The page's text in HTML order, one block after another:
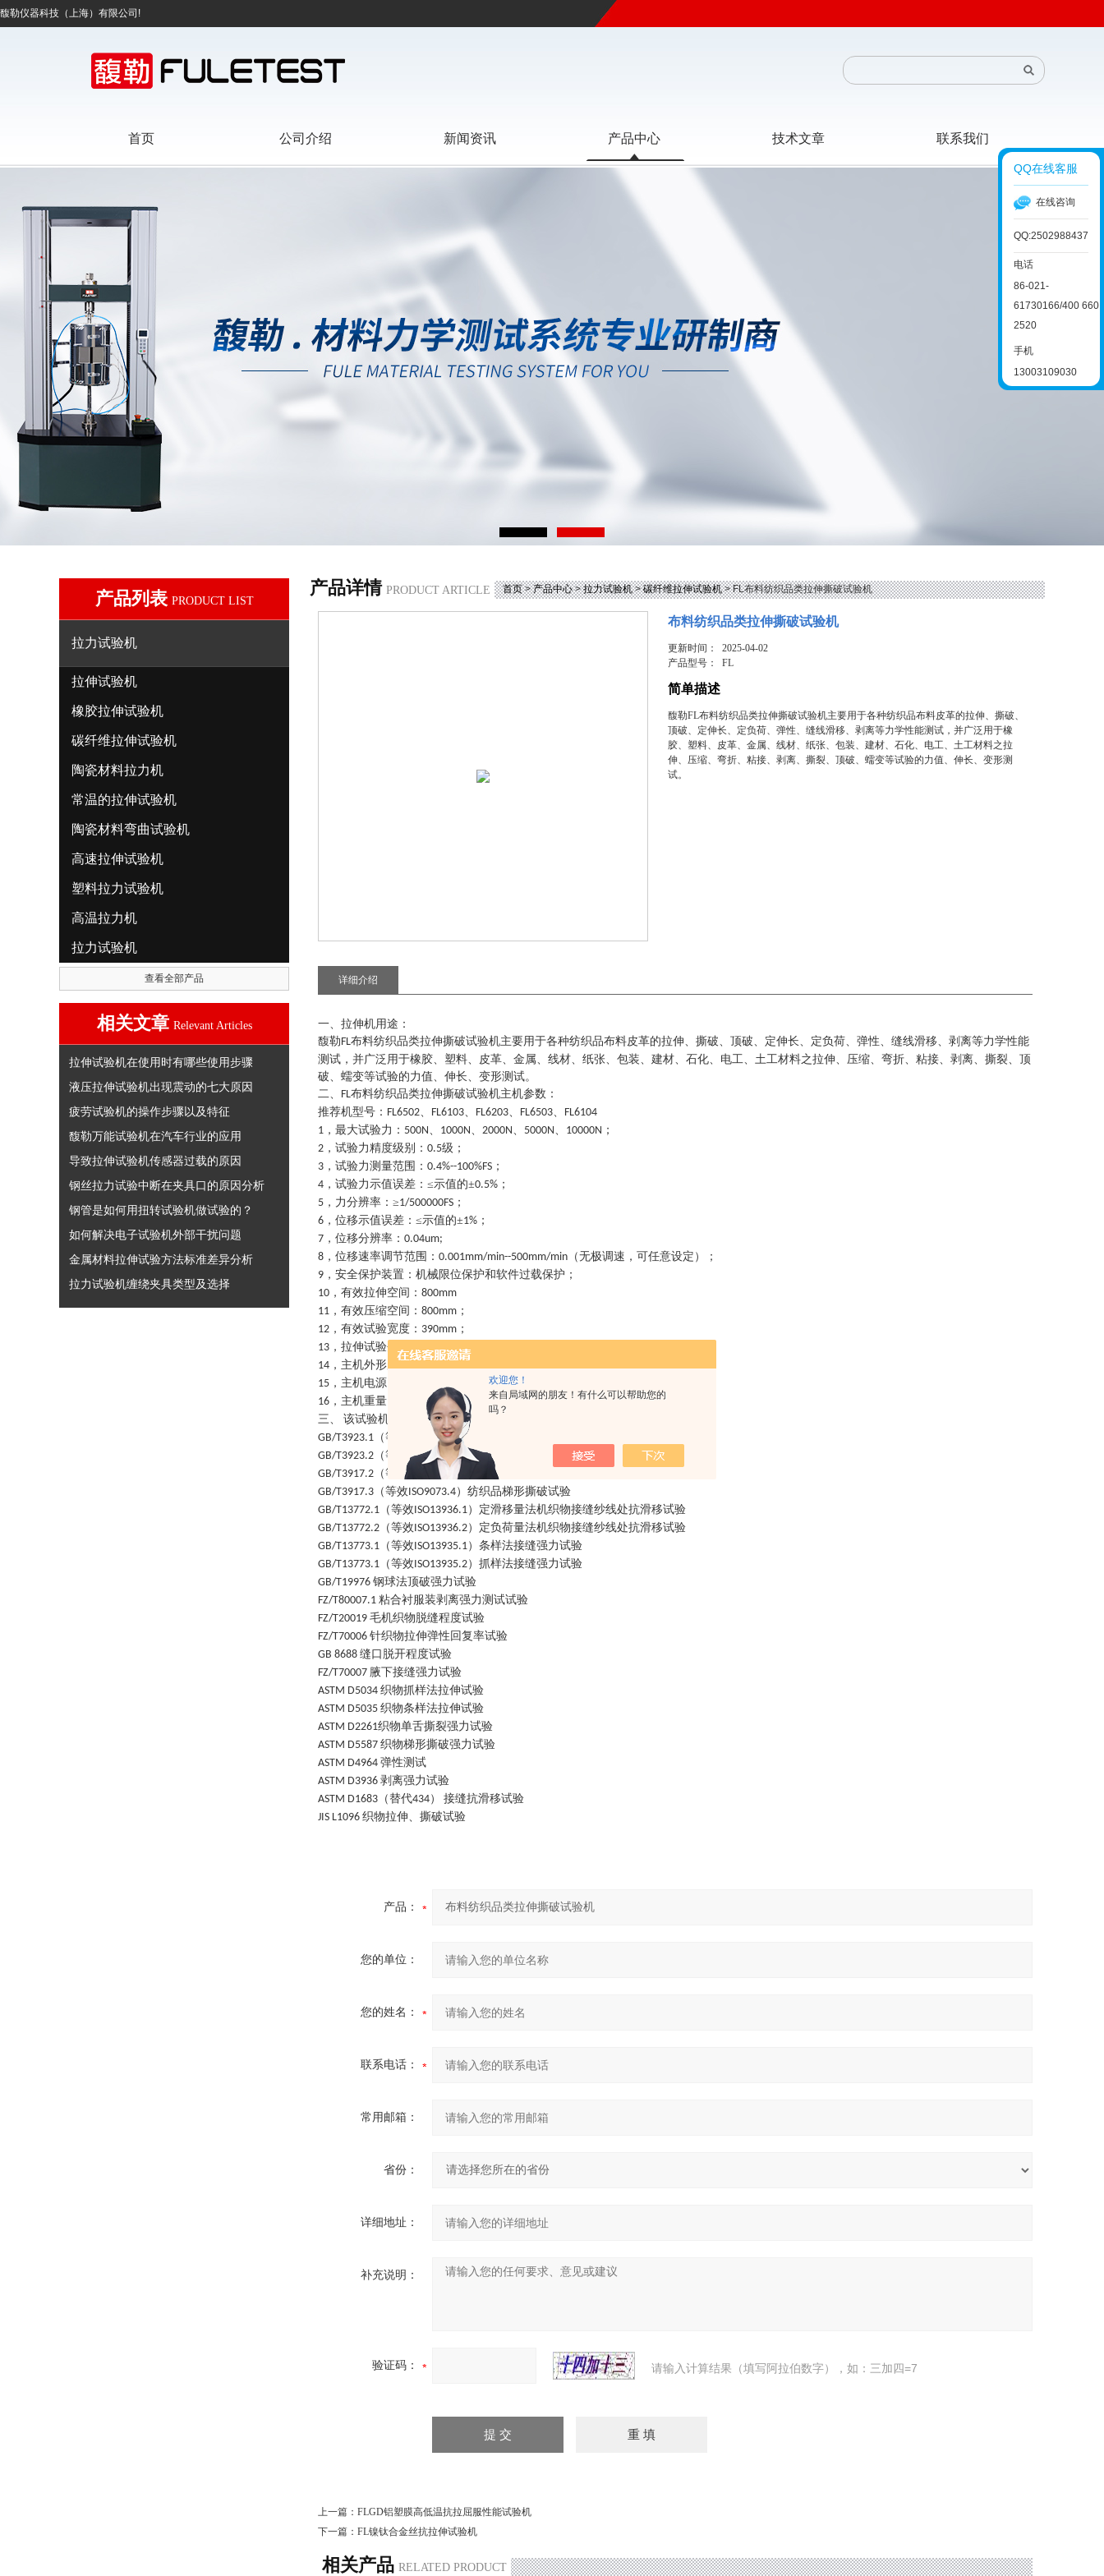
欢迎您！
来自局域网的朋友！有什么可以帮助您的
吗？
馥勒仪器科技（上海）有限公司!
首页 公司介绍 新闻资讯 产品中心 技术文章 联系我们
产品列表 PRODUCT LIST
拉力试验机
拉伸试验机
橡胶拉伸试验机
碳纤维拉伸试验机
陶瓷材料拉力机
常温的拉伸试验机
陶瓷材料弯曲试验机
高速拉伸试验机
塑料拉力试验机
高温拉力机
拉力试验机
查看全部产品
相关文章 Relevant Articles
拉伸试验机在使用时有哪些使用步骤
液压拉伸试验机出现震动的七大原因
疲劳试验机的操作步骤以及特征
馥勒万能试验机在汽车行业的应用
导致拉伸试验机传感器过载的原因
钢丝拉力试验中断在夹具口的原因分析
钢管是如何用扭转试验机做试验的？
如何解决电子试验机外部干扰问题
金属材料拉伸试验方法标准差异分析
拉力试验机缠绕夹具类型及选择
产品详情 PRODUCT ARTICLE 首页>产品中心>拉力试验机>碳纤维拉伸试验机> FL布料纺织品类拉伸撕破试验机
布料纺织品类拉伸撕破试验机
更新时间： 2025-04-02
产品型号：FL
简单描述
馥勒FL布料纺织品类拉伸撕破试验机主要用于各种纺织品布料皮革的拉伸、撕破、
顶破、定伸长、定负荷、弹性、缝线滑移、剥离等力学性能测试，并广泛用于橡
胶、塑料、皮革、金属、线材、纸张、包装、建材、石化、电工、土工材料之拉
伸、压缩、弯折、粘接、剥离、撕裂、顶破、蠕变等试验的力值、伸长、变形测
试。
详细介绍
一、拉伸机用途：
馥勒FL布料纺织品类拉伸撕破试验机主要用于各种纺织品布料皮革的拉伸、撕破、顶破、定伸长、定负荷、弹性、缝线滑移、剥离等力学性能
测试，并广泛用于橡胶、塑料、皮革、金属、线材、纸张、包装、建材、石化、电工、土工材料之拉伸、压缩、弯折、粘接、剥离、撕裂、顶
破、蠕变等试验的力值、伸长、变形测试。
二、 FL布料纺织品类拉伸撕破试验机主机参数：
推荐机型号： FL6502、 FL6103、 FL6203、 FL6503、 FL6104
1 ，最大试验力： 500N、 1000N、 2000N、 5000N、 10000N ；
2 ，试验力精度级别： 0.5级；
3 ，试验力测量范围： 0.4%--100%FS ；
4 ，试验力示值误差： ≤示值的±0.5% ；
5 ，力分辨率： ≥1/500000FS ；
6 ，位移示值误差： ≤示值的±1% ；
7 ，位移分辨率： 0.04um;
8 ，位移速率调节范围： 0.001mm/min--500mm/min （无极调速，可任意设定）；
9 ，安全保护装置：机械限位保护和软件过载保护；
10 ，有效拉伸空间： 800mm
11 ，有效压缩空间： 800mm ；
12 ，有效试验宽度： 390mm ；
13 ，拉伸试验夹具：手动夹具、气动夹具等；
14 ，主机外形尺寸： 690 455 1650mm,
15 ，主机电源： 0.5KW/AC220V 10%,0.75KW
16 ，主机重量：约 230KG；
三、
该试验机配备不同的试验工装夹具和传感器装置可满足以下试验标准：
GB/T3923.1 （等效 ISO13934.1）
GB/T3923.2 （等效 ISO13934.2）织物抓样法拉伸试验
GB/T3917.2 （等效 ISO13937.2
）纺织品裤形（单缝）撕破试验
GB/T3917.3 （等效ISO9073.4）纺织品梯形撕破试验
GB/T13772.1 （等效ISO13936.1）定滑移量法机织物接缝纱线处抗滑移试验
GB/T13772.2 （等效ISO13936.2）定负荷量法机织物接缝纱线处抗滑移试验
GB/T13773.1 （等效ISO13935.1）条样法接缝强力试验
GB/T13773.1 （等效ISO13935.2）抓样法接缝强力试验
GB/T19976 钢球法顶破强力试验
FZ/T80007.1 粘合衬服装剥离强力测试试验
FZ/T20019 毛机织物脱缝程度试验
FZ/T70006 针织物拉伸弹性回复率试验
GB 8688 缝口脱开程度试验
FZ/T70007 腋下接缝强力试验
ASTM D5034 织物抓样法拉伸试验
ASTM D5035 织物条样法拉伸试验
ASTM D2261织物单舌撕裂强力试验
ASTM D5587 织物梯形撕破强力试验
ASTM D4964 弹性测试
ASTM D3936 剥离强力试验
ASTM D1683 （替代434）
接缝抗滑移试验
JIS L1096 织物拉伸、撕破试验
产品：
您的单位：
您的姓名：
联系电话：
常用邮箱：
省份：
详细地址：
补充说明：
验证码： 请输入计算结果（填写阿拉伯数字），如：三加四=7
上一篇： FLGD铝塑膜高低温抗拉屈服性能试验机
下一篇： FL镍钛合金丝抗拉伸试验机
相关产品 RELATED PRODUCT
QQ在线客服
在线咨询
QQ:2502988437
电话
86-021-
61730166/400 660
2520
手机
13003109030